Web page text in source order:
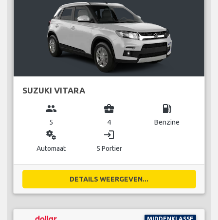
SUZUKI VITARA
group
5
business_center
4
local_gas_station
Benzine
miscellaneous_services
Automaat
login
5 Portier
DETAILS WEERGEVEN...
MIDDENKLASSE